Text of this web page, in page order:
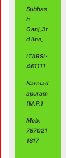
Subhas
h
Ganj,3r
d line,
ITARSI-
461111
Narmad
apuram
(M.P.)
Mob.
797021
1817